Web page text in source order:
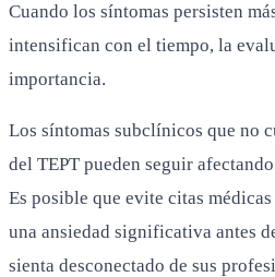
Cuando los síntomas persisten
intensifican con el tiempo, la
importancia.
Los síntomas subclínicos que no
del TEPT pueden seguir
Es posible que evite citas
una ansiedad significativa antes
sienta desconectado de sus